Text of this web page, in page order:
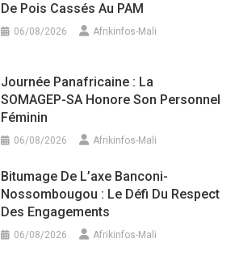
De Pois Cassés Au PAM
06/08/2026 Afrikinfos-Mali
Journée Panafricaine : La
SOMAGEP-SA Honore Son Personnel
Féminin
06/08/2026 Afrikinfos-Mali
Bitumage De L’axe Banconi-
Nossombougou : Le Défi Du Respect
Des Engagements
06/08/2026 Afrikinfos-Mali